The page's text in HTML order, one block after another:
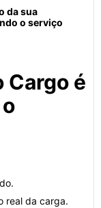
da sua
o serviço
Cargo é
real da carga.